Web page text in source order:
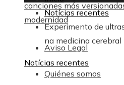
canciones más
modernidad
Aviso Legal
Quiénes somos
Notícias recentes
Experimento de
na medicina cerebral
Notícias recentes